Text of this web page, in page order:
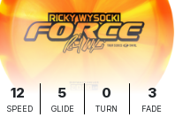
12
SPEED
5
GLIDE
0
TURN
3
FADE